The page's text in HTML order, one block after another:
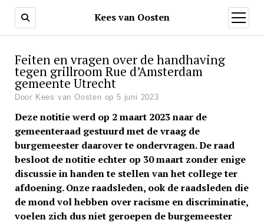
Kees van Oosten
o
p
e
Feiten en vragen over de handhaving
tegen grillroom Rue d’Amsterdam
gemeente Utrecht
Door Kees van Oosten op 5 juni 2023
Deze notitie werd op 2 maart 2023 naar de
gemeenteraad gestuurd met de vraag de
burgemeester daarover te ondervragen. De raad
besloot de notitie echter op 30 maart zonder enige
discussie in handen te stellen van het college ter
afdoening. Onze raadsleden, ook de raadsleden die
de mond vol hebben over racisme en discriminatie,
voelen zich dus niet geroepen de burgemeester